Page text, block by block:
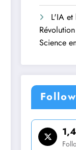
L'IA et
Science